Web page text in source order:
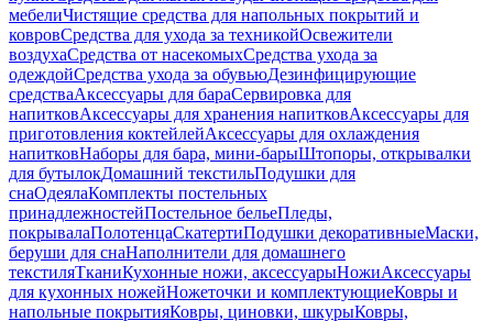
мебелиЧистящие средства для напольных покрытий и
ковровСредства для ухода за техникойОсвежители
воздухаСредства от насекомыхСредства ухода за
одеждойСредства ухода за обувьюДезинфицирующие
средстваАксессуары для бараСервировка для
напитковАксессуары для хранения напитковАксессуары для
приготовления коктейлейАксессуары для охлаждения
напитковНаборы для бара, мини-барыШтопоры, открывалки
для бутылокДомашний текстильПодушки для
снаОдеялаКомплекты постельных
принадлежностейПостельное бельеПледы,
покрывалаПолотенцаСкатертиПодушки декоративныеМаски,
беруши для снаНаполнители для домашнего
текстиляТканиКухонные ножи, аксессуарыНожиАксессуары
для кухонных ножейНожеточки и комплектующиеКовры и
напольные покрытияКовры, циновки, шкурыКовры,